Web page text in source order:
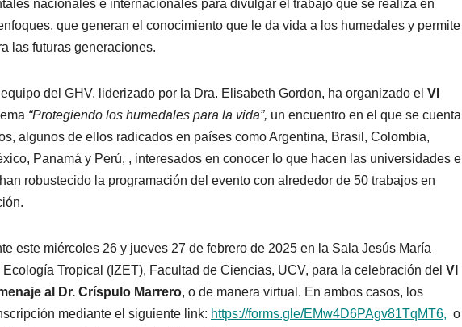
nacionales e internacionales para divulgar el trabajo que se realiza en
que generan el conocimiento que le da vida a los humedales y permite
las futuras generaciones.
del GHV, liderizado por la Dra. Elisabeth Gordon, ha organizado el VI
“Protegiendo los humedales para la vida”, un encuentro en el que se cuenta
algunos de ellos radicados en países como Argentina, Brasil, Colombia,
Panamá y Perú, , interesados en conocer lo que hacen las universidades e
robustecido la programación del evento con alrededor de 50 trabajos en
este miércoles 26 y jueves 27 de febrero de 2025 en la Sala Jesús María
Tropical (IZET), Facultad de Ciencias, UCV, para la celebración del VI
al Dr. Críspulo Marrero, o de manera virtual. En ambos casos, los
mediante el siguiente link: https://forms.gle/EMw4D6PAgv81TqMT6, o